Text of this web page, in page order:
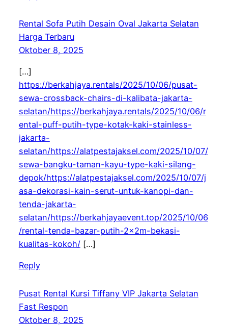
Rental Sofa Putih Desain Oval Jakarta Selatan
Harga Terbaru
Oktober 8, 2025
[…]
https://berkahjaya.rentals/2025/10/06/pusat-
sewa-crossback-chairs-di-kalibata-jakarta-
selatan/https://berkahjaya.rentals/2025/10/06/r
ental-puff-putih-type-kotak-kaki-stainless-
jakarta-
selatan/https://alatpestajaksel.com/2025/10/07/
sewa-bangku-taman-kayu-type-kaki-silang-
depok/https://alatpestajaksel.com/2025/10/07/j
asa-dekorasi-kain-serut-untuk-kanopi-dan-
tenda-jakarta-
selatan/https://berkahjayaevent.top/2025/10/06
/rental-tenda-bazar-putih-2x2m-bekasi-
kualitas-kokoh/[…]
Reply
Pusat Rental Kursi Tiffany VIP Jakarta Selatan
Fast Respon
Oktober 8, 2025